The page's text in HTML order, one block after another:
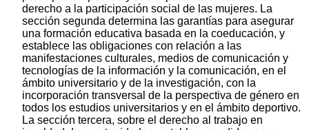
derecho a la participación social de las mujeres. La
sección segunda determina las garantías para asegurar
una formación educativa basada en la coeducación, y
establece las obligaciones con relación a las
manifestaciones culturales, medios de comunicación y
tecnologías de la información y la comunicación, en el
ámbito universitario y de la investigación, con la
incorporación transversal de la perspectiva de género en
todos los estudios universitarios y en el ámbito deportivo.
La sección tercera, sobre el derecho al trabajo en